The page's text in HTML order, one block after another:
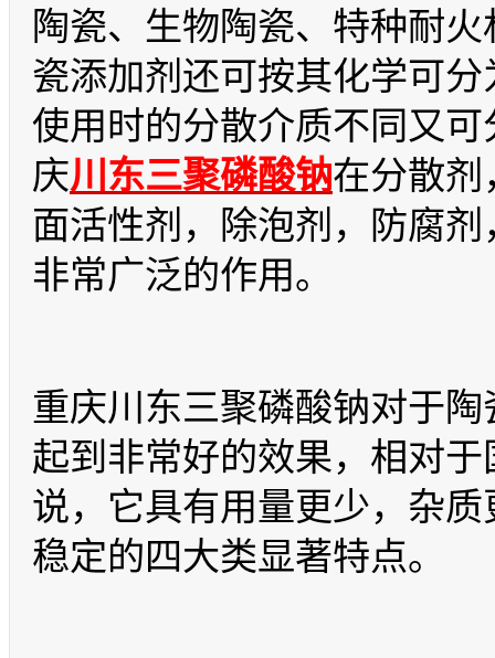
陶瓷、生物陶瓷、特种耐
瓷添加剂还可按其化学可
使用时的分散介质不同又
庆川东三聚磷酸钠在分散剂
面活性剂，除泡剂，防腐
非常广泛的作用。
重庆川东三聚磷酸钠对于
起到非常好的效果，相对
说，它具有用量更少，杂
稳定的四大类显著特点。